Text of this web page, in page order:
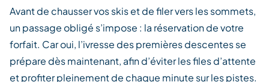
Avant de chausser vos skis et de filer vers les sommets,
un passage obligé s’impose : la réservation de votre
forfait. Car oui, l’ivresse des premières descentes se
prépare dès maintenant, afin d’éviter les files d’attente
et profiter pleinement de chaque minute sur les pistes.